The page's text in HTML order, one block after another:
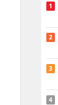
1
2
3
4